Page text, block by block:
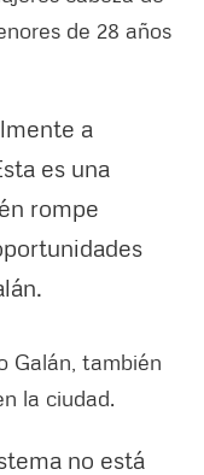
de 28 años
a
es una
rompe
Galán, también
la ciudad.
no está